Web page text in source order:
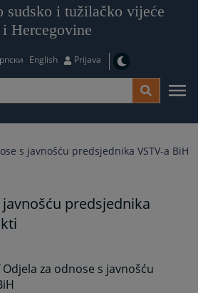
sudsko i tužilačko vijeće
Hercegovine
English Prijava
s javnošću predsjednika VSTV-a BiH
predsjednika
Odjela za odnose s javnošću